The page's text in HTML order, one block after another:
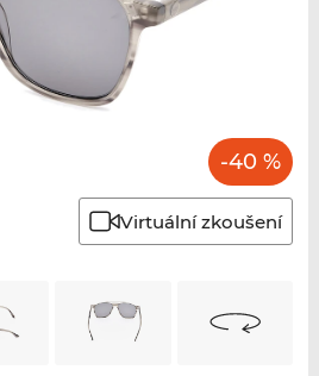
-40 %
Virtuální zkoušení